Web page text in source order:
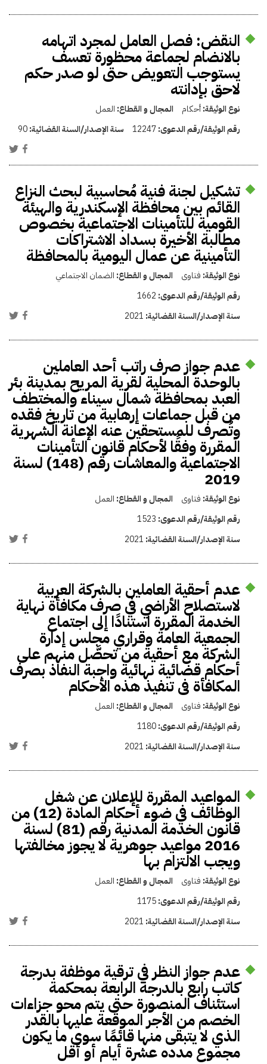
النقض: فصل العامل لمجرد اتهامه
بالانضام لجماعة محظورة تعسف
يستوجب التعويض حتى لو صدر حكم
لاحق بإدانته
نوع الوثيقة:أحكام المجال و القطاع: العمل
رقم الوثيقة/رقم الدعوى:12247 سنة الإصدار/السنة القضائية:90
تشكيل لجنة فنية مُحاسبية لبحث النزاع
القائم بين محافظة الإسكندرية والهيئة
القومية للتأمينات الاجتماعية بخصوص
مطالبة الأخيرة بسداد الاشتراكات
التأمينية عن عمال اليومية بالمحافظة
نوع الوثيقة: فتاوى المجال و القطاع: الضمان الاجتماعي
رقم الوثيقة/رقم الدعوى: 1662
سنة الإصدار/السنة القضائية: 2021
عدم جواز صرف راتب أحد العاملين
بالوحدة المحلية لقرية المريح بمدينة بئر
العبد بمحافظة شمال سيناء والمختطف
من قبل جماعات إرهابية من تاريخ فقده
وتُصرف للمستحقين عنه الإعانة الشهرية
المقررة وفقًا لأحكام قانون التأمينات
الاجتماعية والمعاشات رقم (148) لسنة
2019
نوع الوثيقة: فتاوى المجال و القطاع: العمل
رقم الوثيقة/رقم الدعوى: 1523
سنة الإصدار/السنة القضائية: 2021
عدم أحقية العاملين بالشركة العربية
لاستصلاح الأراضي في صرف مكافأة نهاية
الخدمة المقررة استنادًا إلى اجتماع
الجمعية العامة وقراري مجلس إدارة
الشركة مع أحقية من تحصَّل منهم على
أحكام قضائية نهائية واجبة النفاذ بصرف
المكافأة فى تنفيذ هذه الأحكام
نوع الوثيقة: فتاوى المجال و القطاع: العمل
رقم الوثيقة/رقم الدعوى:1180
سنة الإصدار/السنة القضائية: 2021
المواعيد المقررة للإعلان عن شغل
الوظائف في ضوء أحكام المادة (12) من
قانون الخدمة المدنية رقم (81) لسنة
2016 مواعيد جوهرية لا يجوز مخالفتها
ويجب الالتزام بها
نوع الوثيقة: فتاوى المجال و القطاع: العمل
رقم الوثيقة/رقم الدعوى:1175
سنة الإصدار/السنة القضائية: 2021
عدم جواز النظر في ترقية موظفة بدرجة
كاتب رابع بالدرجة الرابعة بمحكمة
استئناف المنصورة حتى يتم محو جزاءات
الخصم من الأجر الموقعة عليها بالقدر
الذي لا يتبقى منها قائمًا سوى ما يكون
مجموع مدده عشرة أيام أو أقل